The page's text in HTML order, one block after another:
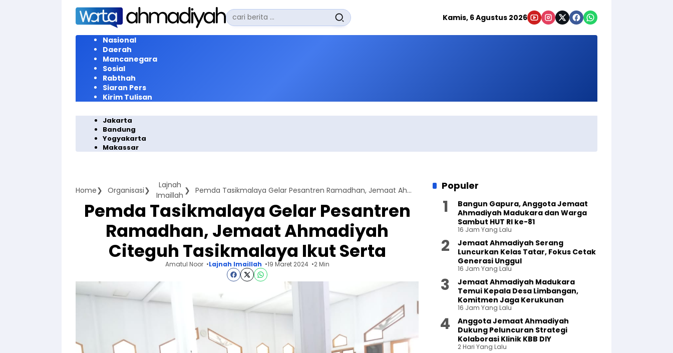
Langsung
konten
Pencarian
untuk:
Kamis, 6 Agustus 2026
Nasional
Daerah
Mancanegara
Sosial
Rabthah
Siaran Pers
Kirim Tulisan
Jakarta
Bandung
Yogyakarta
Makassar
Home Organisasi
Lajnah
Imaillah
Pemda Tasikmalaya Gelar Pesantren Ramadhan, Jemaat Ahmadiyah Citeguh Tasikmalaya Ikut Serta
Pemda Tasikmalaya Gelar Pesantren
Ramadhan, Jemaat Ahmadiyah
Citeguh Tasikmalaya Ikut Serta
Amatul Noor Lajnah Imaillah 19 Maret 2024 2 Min
Populer
Bangun Gapura, Anggota Jemaat
Ahmadiyah Madukara dan Warga
Sambut HUT RI ke-81
16 Jam Yang Lalu
Jemaat Ahmadiyah Serang
Luncurkan Kelas Tatar, Fokus Cetak
Generasi Unggul
16 Jam Yang Lalu
Jemaat Ahmadiyah Madukara
Temui Kepala Desa Limbangan,
Komitmen Jaga Kerukunan
16 Jam Yang Lalu
Anggota Jemaat Ahmadiyah
Dukung Peluncuran Strategi
Kolaborasi Klinik KBB DIY
2 Hari Yang Lalu